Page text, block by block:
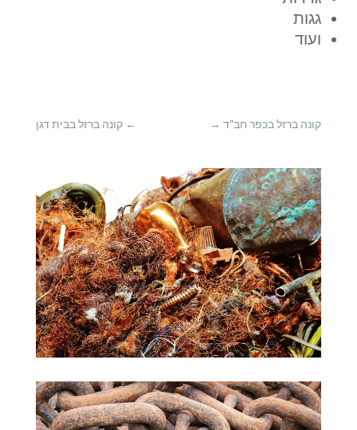
גגות
ועוד
←קונה ברזל בבית דגן קונה ברזל בכפר חב"ד→